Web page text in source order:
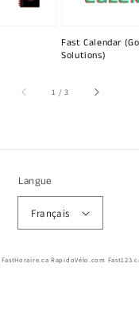
Fast Calendar
Solutions)
1 /sur
3
Langue
Français
FastHoraire.ca RapidoVélo.com